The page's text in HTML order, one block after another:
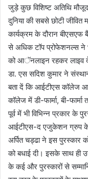
जुड़े कुछ विशिष्ट अतिथि
दुनिया की सबसे छोटी जीवित
कार्यक्रम के दौरान
से अधिक टॉप प्रोफेशनल्स ने
को आॅनलाइन रहकर लाइव
डा. एस सदिश कुमार ने
बता दें कि आईटीएस कॉलेज
कॉलेज में डी-फार्मा, बी-
पूर्व में भी विभिन्न प्रकार के
आईटीएस-द एजुकेशन ग्रुप के
अर्पित चड्ढा ने इस पुरस्कार
को बधाई दी। इसके साथ ही
के कई और पुरस्कारों से